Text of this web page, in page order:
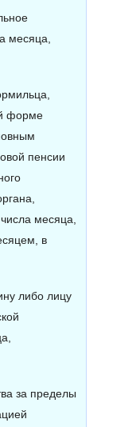
месяца,
форме
пенсии
месяца,
в
либо лицу
за пределы